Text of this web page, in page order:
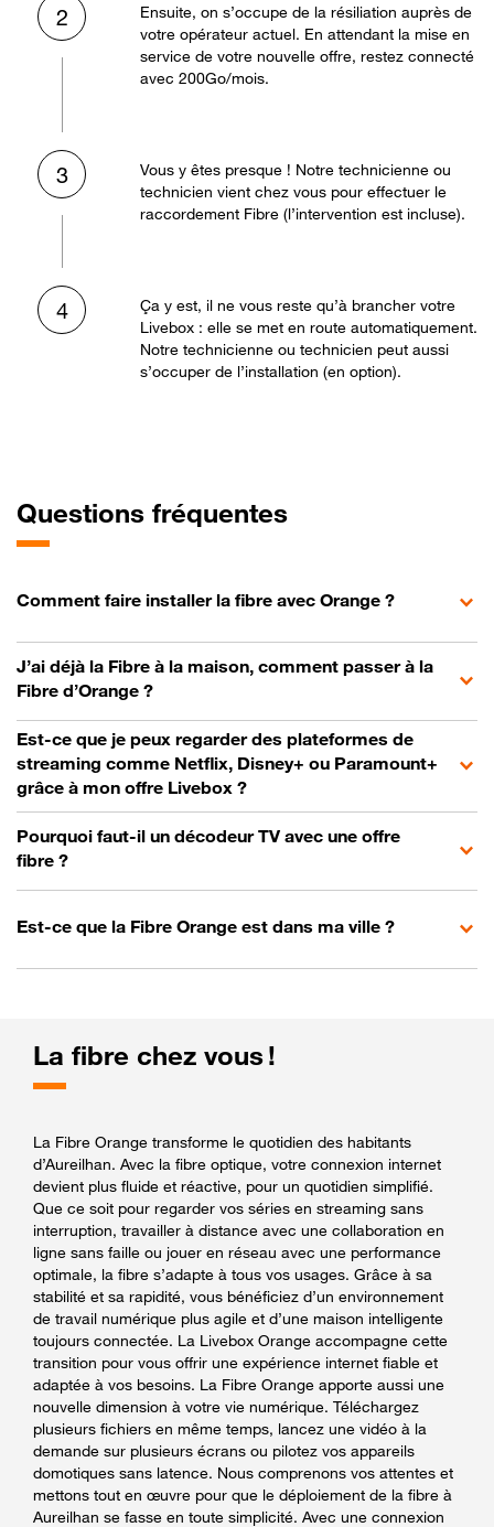
2
Ensuite, on s’occupe de la résiliation auprès de
votre opérateur actuel. En attendant la mise en
service de votre nouvelle offre, restez connecté
avec 200Go/mois.
3
Vous y êtes presque ! Notre technicienne ou
technicien vient chez vous pour effectuer le
raccordement Fibre (l’intervention est incluse).
4
Ça y est, il ne vous reste qu’à brancher votre
Livebox : elle se met en route automatiquement.
Notre technicienne ou technicien peut aussi
s’occuper de l’installation (en option).
Questions fréquentes
Comment faire installer la fibre avec Orange ?
J’ai déjà la Fibre à la maison, comment passer à la
Fibre d’Orange ?
Est-ce que je peux regarder des plateformes de
streaming comme Netflix, Disney+ ou Paramount+
grâce à mon offre Livebox ?
Pourquoi faut-il un décodeur TV avec une offre
fibre ?
Est-ce que la Fibre Orange est dans ma ville ?
La fibre chez vous !
La Fibre Orange transforme le quotidien des habitants
d’Aureilhan. Avec la fibre optique, votre connexion internet
devient plus fluide et réactive, pour un quotidien simplifié.
Que ce soit pour regarder vos séries en streaming sans
interruption, travailler à distance avec une collaboration en
ligne sans faille ou jouer en réseau avec une performance
optimale, la fibre s’adapte à tous vos usages. Grâce à sa
stabilité et sa rapidité, vous bénéficiez d’un environnement
de travail numérique plus agile et d’une maison intelligente
toujours connectée. La Livebox Orange accompagne cette
transition pour vous offrir une expérience internet fiable et
adaptée à vos besoins. La Fibre Orange apporte aussi une
nouvelle dimension à votre vie numérique. Téléchargez
plusieurs fichiers en même temps, lancez une vidéo à la
demande sur plusieurs écrans ou pilotez vos appareils
domotiques sans latence. Nous comprenons vos attentes et
mettons tout en œuvre pour que le déploiement de la fibre à
Aureilhan se fasse en toute simplicité. Avec une connexion